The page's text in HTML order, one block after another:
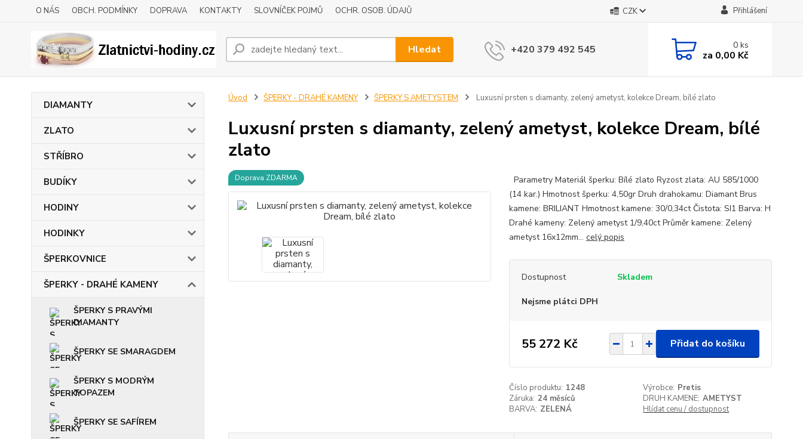
O NÁS OBCH. PODMÍNKY DOPRAVA KONTAKTY SLOVNÍČEK POJMŮ OCHR. OSOB. ÚDAJŮ CZK Přihlášení
Hledat +420 379 492 545 0ks
za 0,00 Kč
DIAMANTY
ZLATO
STŘÍBRO
BUDÍKY
HODINY
HODINKY
ŠPERKOVNICE
ŠPERKY - DRAHÉ KAMENY
ŠPERKY S PRAVÝMI
DIAMANTY
ŠPERKY SE SMARAGDEM
ŠPERKY S MODRÝM
TOPAZEM
ŠPERKY SE SAFÍREM
Úvod ŠPERKY - DRAHÉ KAMENY ŠPERKY S AMETYSTEM Luxusní prsten s diamanty, zelený ametyst, kolekce Dream, bílé zlato
Luxusní prsten s diamanty, zelený ametyst, kolekce Dream, bílé
zlato
Doprava ZDARMA
Parametry Materiál šperku: Bílé zlato Ryzost zlata: AU 585/1000
(14 kar.) Hmotnost šperku: 4,50gr Druh drahokamu: Diamant Brus
kamene: BRILIANT Hmotnost kamene: 30/0,34ct Čistota: SI1 Barva: H
Drahé kameny: Zelený ametyst 1/9,40ct Průměr kamene: Zelený
ametyst 16x12mm... celý popis
Dostupnost Skladem
Nejsme plátci DPH
55 272 Kč Přidat do košíku
Číslo produktu: 1248 Výrobce: Pretis
Záruka: 24 měsíců DRUH KAMENE: AMETYST
BARVA: ZELENÁ Hlídat cenu / dostupnost